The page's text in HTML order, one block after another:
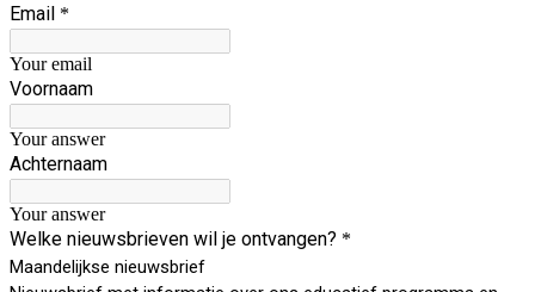
Email *
Your email
Voornaam
Your answer
Achternaam
Your answer
Welke nieuwsbrieven wil je ontvangen? *
Maandelijkse nieuwsbrief